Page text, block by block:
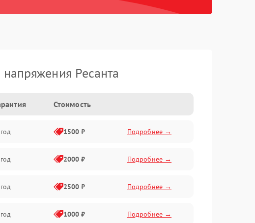
Ресанта
Стоимость
1500 ₽ Подробнее →
2000 ₽ Подробнее →
2500 ₽ Подробнее →
1000 ₽ Подробнее →